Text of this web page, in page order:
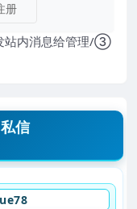
册
站内消息给管理/③
信